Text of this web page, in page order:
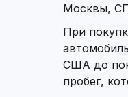
Москвы,
При
США до
пробег,